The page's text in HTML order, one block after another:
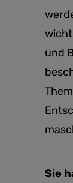
und
Sie